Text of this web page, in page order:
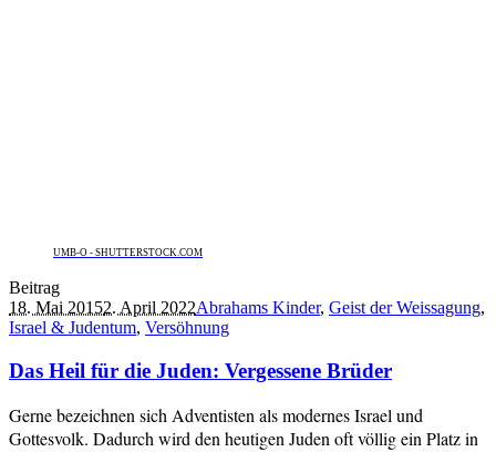
UMB-O - SHUTTERSTOCK.COM
Beitrag
18. Mai 20152. April 2022Abrahams Kinder, Geist der Weissagung,
Israel & Judentum, Versöhnung
Das Heil für die Juden: Vergessene Brüder
Gerne bezeichnen sich Adventisten als modernes Israel und
Gottesvolk. Dadurch wird den heutigen Juden oft völlig ein Platz in